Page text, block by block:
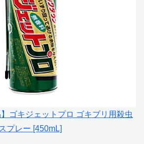
】ゴキジェットプロ ゴキブリ用殺虫
プレー [450mL]